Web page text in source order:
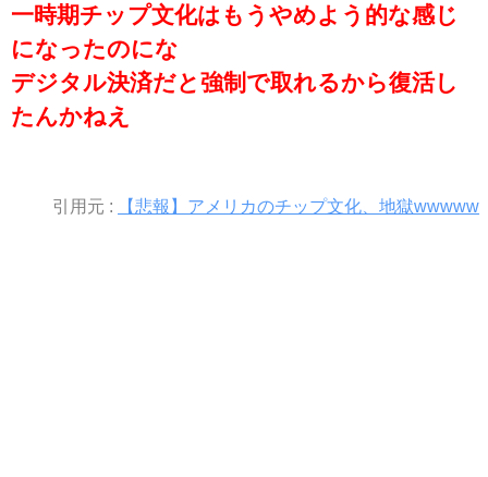
一時期チップ文化はもうやめよう的な感じ
になったのにな
デジタル決済だと強制で取れるから復活し
たんかねえ
引用元 : 【悲報】アメリカのチップ文化、地獄wwwww